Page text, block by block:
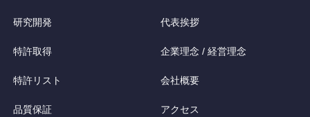
研究開発
特許取得
特許リスト
品質保証
代表挨拶
企業理念 / 経営理念
会社概要
アクセス